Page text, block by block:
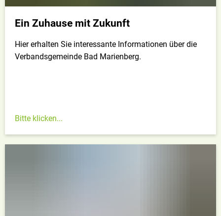
Ein Zuhause mit Zukunft
Hier erhalten Sie interessante Informationen über die
Verbandsgemeinde Bad Marienberg.
Bitte klicken...